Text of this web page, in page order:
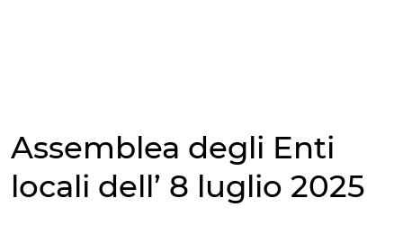
Assemblea degli Enti
locali dell’ 8 luglio 2025